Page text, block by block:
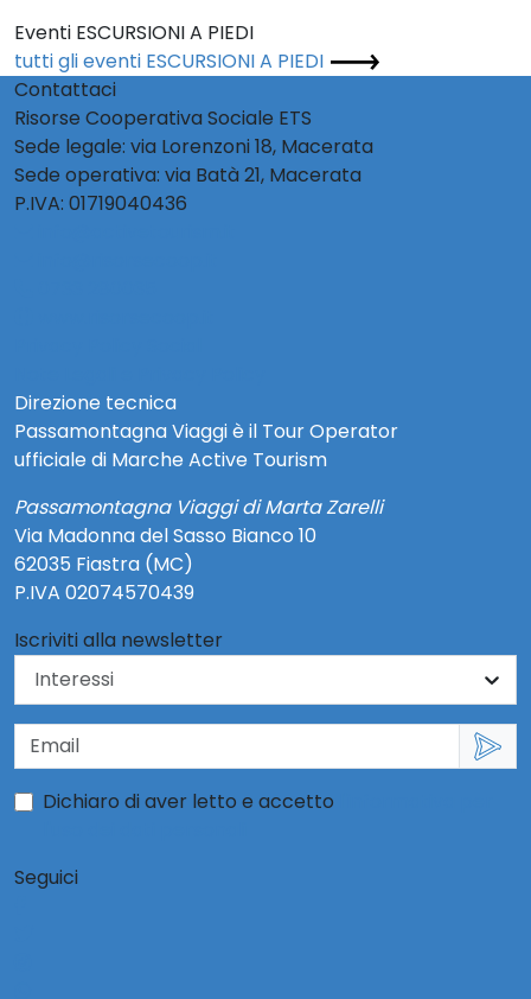
Eventi ESCURSIONI A PIEDI
tutti gli eventi ESCURSIONI A PIEDI
Contattaci
Risorse Cooperativa Sociale ETS
Sede legale: via Lorenzoni 18, Macerata
Sede operativa: via Batà 21, Macerata
P.IVA: 01719040436
Direzione tecnica
Passamontagna Viaggi è il Tour Operator
ufficiale di Marche Active Tourism
Passamontagna Viaggi di Marta Zarelli
Via Madonna del Sasso Bianco 10
62035 Fiastra (MC)
P.IVA 02074570439
Iscriviti alla newsletter
Dichiaro di aver letto e accetto
Seguici